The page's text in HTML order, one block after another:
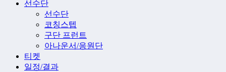
선수단
선수단
코칭스텝
구단 프런트
아나운서/응원단
티켓
일정/결과